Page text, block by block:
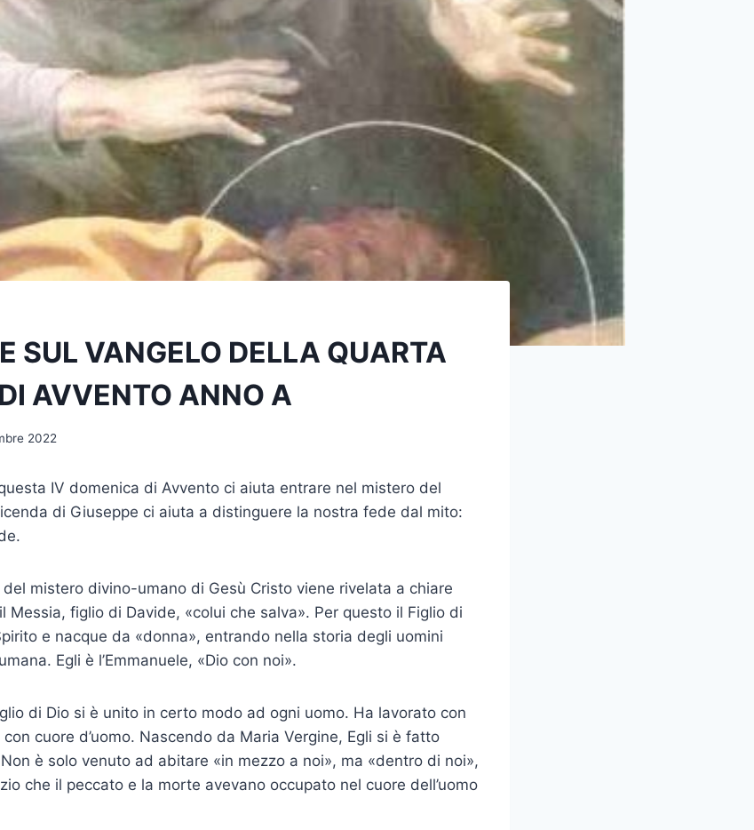
SUL VANGELO DELLA QUARTA
AVVENTO ANNO A
2022
IV domenica di Avvento ci aiuta entrare nel mistero del
di Giuseppe ci aiuta a distinguere la nostra fede dal mito:
mistero divino-umano di Gesù Cristo viene rivelata a chiare
Messia, figlio di Davide, «colui che salva». Per questo il Figlio di
e nacque da «donna», entrando nella storia degli uomini
Egli è l’Emmanuele, «Dio con noi».
di Dio si è unito in certo modo ad ogni uomo. Ha lavorato con
con cuore d’uomo. Na­scendo da Maria Vergine, Egli si è fatto
è solo venuto ad abitare «in mezzo a noi», ma «dentro di noi»,
che il peccato e la morte avevano occupato nel cuore dell’uomo